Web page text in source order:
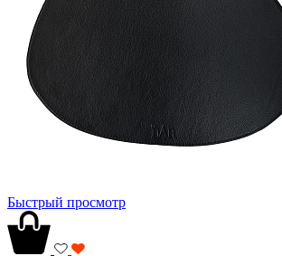
Быстрый просмотр